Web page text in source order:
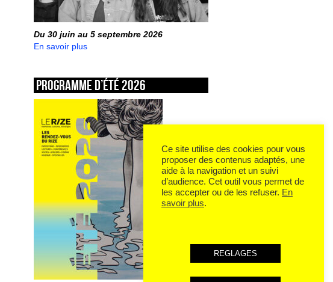
Du 30 juin au 5 septembre 2026
En savoir plus
Programme d’été 2026
Ce site utilise des cookies pour vous
proposer des contenus adaptés, une
aide à la navigation et un suivi
d’audience. Cet outil vous permet de
les accepter ou de les refuser. En
savoir plus.
REGLAGES